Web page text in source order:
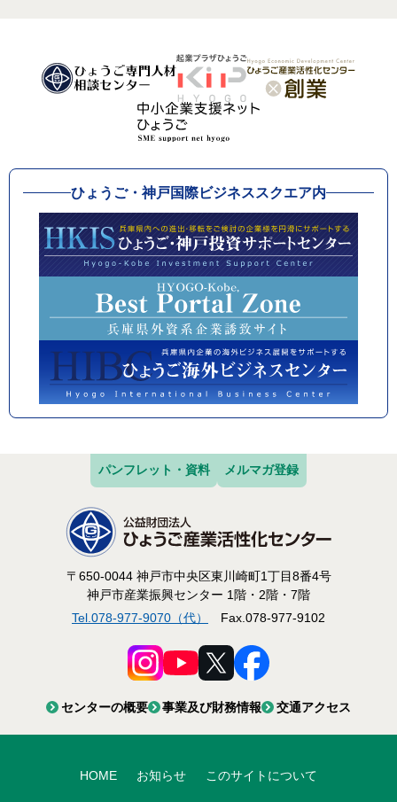
ひょうご・神戸国際ビジネススクエア内
パンフレット・資料 メルマガ登録
〒650-0044 神戸市中央区東川崎町1丁目8番4号
神戸市産業振興センター 1階・2階・7階
Tel.078-977-9070（代）
Fax.078-977-9102
センターの概要 事業及び財務情報 交通アクセス
HOME お知らせ このサイトについて